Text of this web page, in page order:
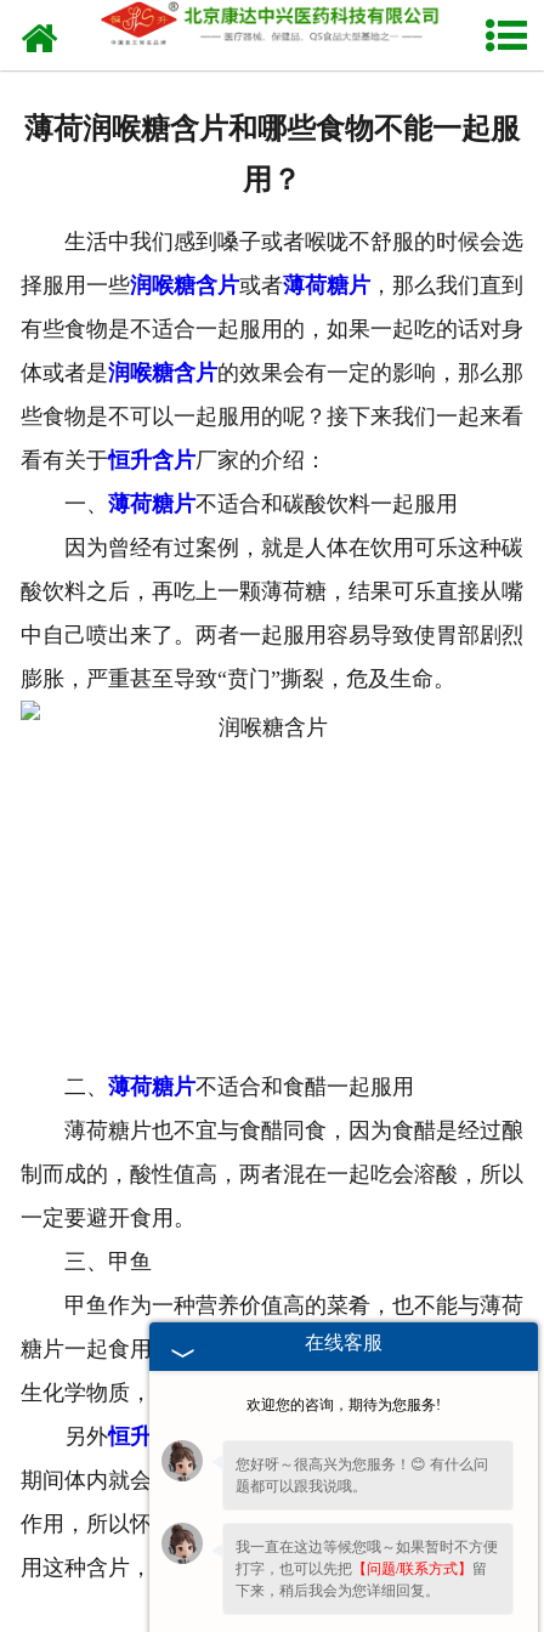
网站首页
生产设备
发货现场
人才招聘
薄荷润喉糖含片和哪些食物不能一起服
用？
生活中我们感到嗓子或者喉咙不舒服的时候会选
择服用一些润喉糖含片或者薄荷糖片，那么我们直到
有些食物是不适合一起服用的，如果一起吃的话对身
体或者是润喉糖含片的效果会有一定的影响，那么那
些食物是不可以一起服用的呢？接下来我们一起来看
看有关于恒升含片厂家的介绍：
一、 薄荷糖片不适合和碳酸饮料一起服用
因为曾经有过案例，就是人体在饮用可乐这种碳
酸饮料之后，再吃上一颗薄荷糖，结果可乐直接从嘴
中自己喷出来了。两者一起服用容易导致使胃部剧烈
膨胀，严重甚至导致“贲门”撕裂，危及生命。
二、 薄荷糖片不适合和食醋一起服用
薄荷糖片也不宜与食醋同食，因为食醋是经过酿
制而成的，酸性值高，两者混在一起吃会溶酸，所以
一定要避开食用。
三、甲鱼
甲鱼作为一种营养价值高的菜肴，也不能与薄荷
糖片一起食用的，因为二者同食其中的物质碰撞会产
生化学物质，很容易引起中毒的现象。
另外恒升含片
期间体内就会分泌乳汁，而薄荷有着抑制乳汁分泌的
作用，所以怀孕期间以及生完宝宝之后也尽量不要服
用这种含片，避免影响乳汁分泌。
在线客服
欢迎您的咨询，期待为您服务!
您好呀～很高兴为您服务！😊 有什么问
题都可以跟我说哦。
我一直在这边等候您哦～如果暂时不方便
打字，也可以先把 【问题/联系方式】 留
下来，稍后我会为您详细回复。